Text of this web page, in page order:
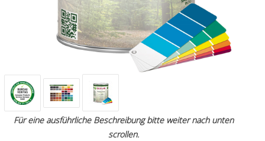
Für eine ausführliche Beschreibung bitte weiter nach unten
scrollen.